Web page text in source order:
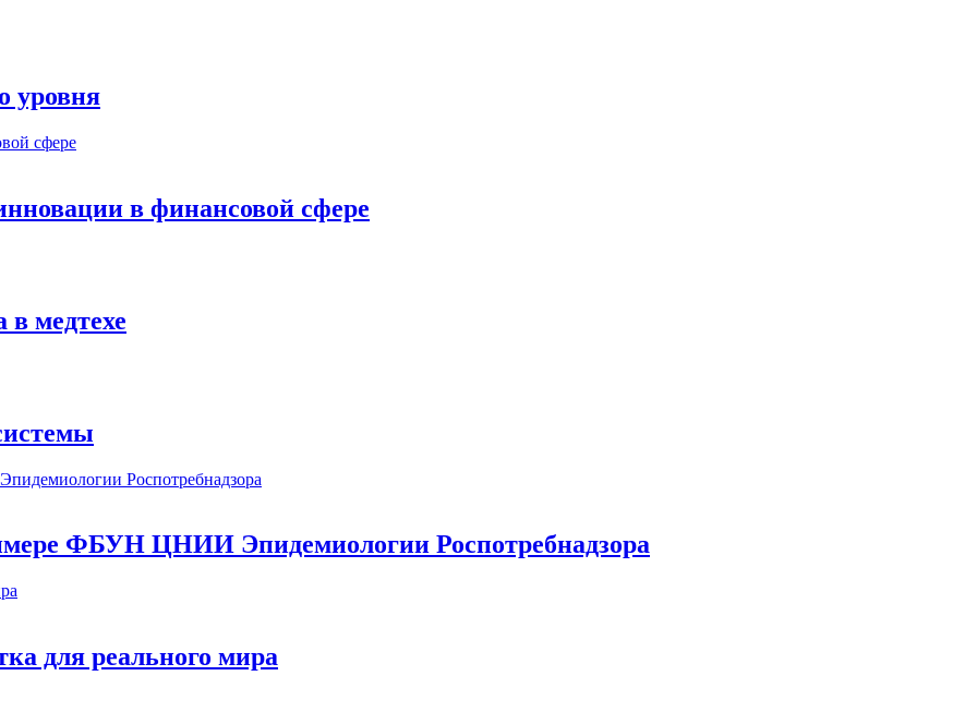
уровня
в финансовой сфере
в медтехе
ФБУН ЦНИИ Эпидемиологии Роспотребнадзора
для реального мира